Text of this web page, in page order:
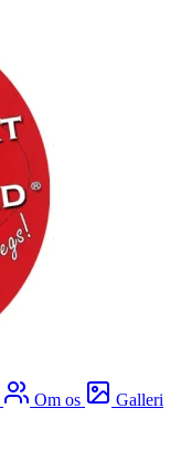
Om os
Galleri